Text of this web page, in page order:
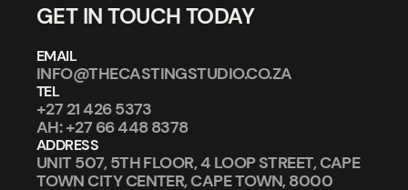
GET IN TOUCH TODAY
EMAIL
INFO@THECASTINGSTUDIO.CO.ZA
TEL
+27 21 426 5373
AH: +27 66 448 8378
ADDRESS
UNIT 507, 5TH FLOOR, 4 LOOP STREET, CAPE
TOWN CITY CENTER, CAPE TOWN, 8000